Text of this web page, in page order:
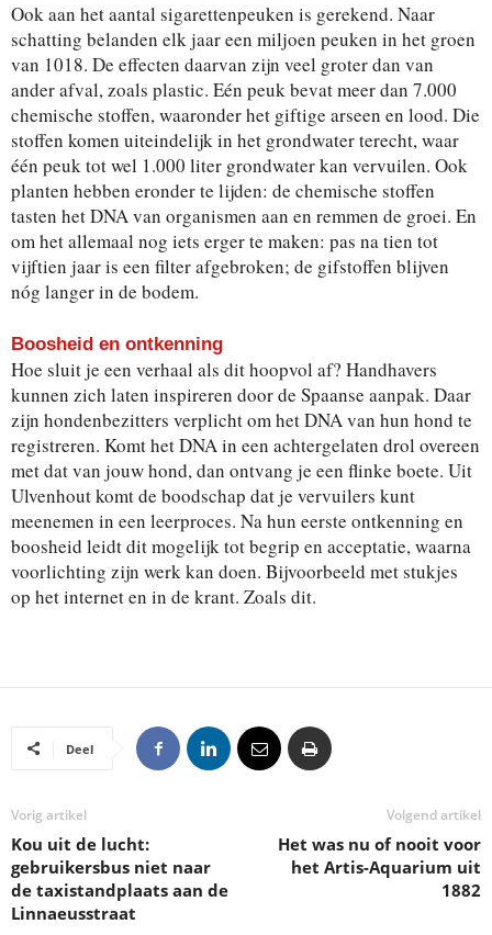
Ook aan het aantal sigarettenpeuken is gerekend. Naar
schatting belanden elk jaar een miljoen peuken in het groen
van 1018. De effecten daarvan zijn veel groter dan van
ander afval, zoals plastic. Eén peuk bevat meer dan 7.000
chemische stoffen, waaronder het giftige arseen en lood. Die
stoffen komen uiteindelijk in het grondwater terecht, waar
één peuk tot wel 1.000 liter grondwater kan vervuilen. Ook
planten hebben eronder te lijden: de chemische stoffen
tasten het DNA van organismen aan en remmen de groei. En
om het allemaal nog iets erger te maken: pas na tien tot
vijftien jaar is een filter afgebroken; de gifstoffen blijven
nóg langer in de bodem.
Boosheid en ontkenning
Hoe sluit je een verhaal als dit hoopvol af? Handhavers
kunnen zich laten inspireren door de Spaanse aanpak. Daar
zijn hondenbezitters verplicht om het DNA van hun hond te
registreren. Komt het DNA in een achtergelaten drol overeen
met dat van jouw hond, dan ontvang je een flinke boete. Uit
Ulvenhout komt de boodschap dat je vervuilers kunt
meenemen in een leerproces. Na hun eerste ontkenning en
boosheid leidt dit mogelijk tot begrip en acceptatie, waarna
voorlichting zijn werk kan doen. Bijvoorbeeld met stukjes
op het internet en in de krant. Zoals dit.
Deel
Vorig artikel
Kou uit de lucht:
gebruikersbus niet naar
de taxistandplaats aan de
Linnaeusstraat
Volgend artikel
Het was nu of nooit voor
het Artis-Aquarium uit
1882